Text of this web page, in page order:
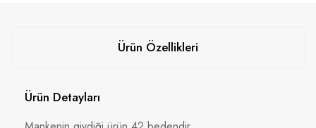
Ürün Özellikleri
Ürün Detayları